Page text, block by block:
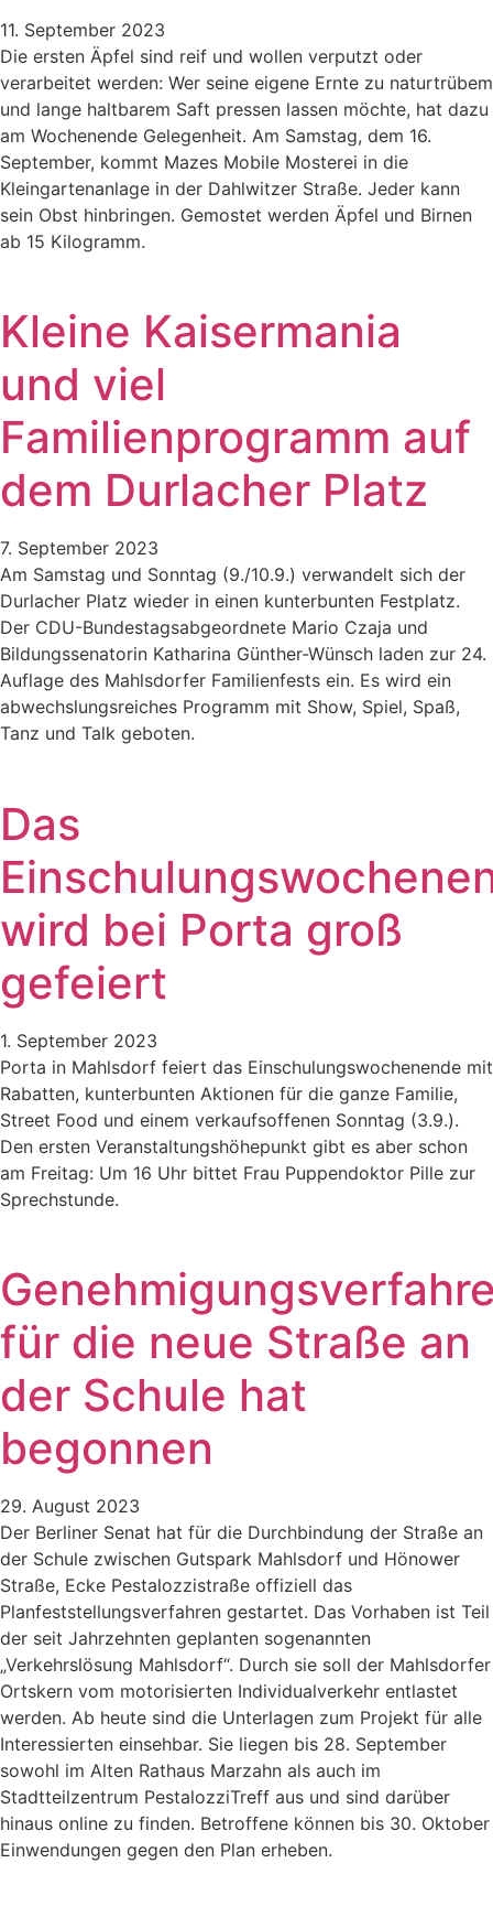
11. September 2023
Die ersten Äpfel sind reif und wollen verputzt oder
verarbeitet werden: Wer seine eigene Ernte zu naturtrübem
und lange haltbarem Saft pressen lassen möchte, hat dazu
am Wochenende Gelegenheit. Am Samstag, dem 16.
September, kommt Mazes Mobile Mosterei in die
Kleingartenanlage in der Dahlwitzer Straße. Jeder kann
sein Obst hinbringen. Gemostet werden Äpfel und Birnen
ab 15 Kilogramm.
Kleine Kaisermania
und viel
Familienprogramm auf
dem Durlacher Platz
7. September 2023
Am Samstag und Sonntag (9./10.9.) verwandelt sich der
Durlacher Platz wieder in einen kunterbunten Festplatz.
Der CDU-Bundestagsabgeordnete Mario Czaja und
Bildungssenatorin Katharina Günther-Wünsch laden zur 24.
Auflage des Mahlsdorfer Familienfests ein. Es wird ein
abwechslungsreiches Programm mit Show, Spiel, Spaß,
Tanz und Talk geboten.
Das
wird bei Porta groß
gefeiert
1. September 2023
Porta in Mahlsdorf feiert das Einschulungswochenende mit
Rabatten, kunterbunten Aktionen für die ganze Familie,
Street Food und einem verkaufsoffenen Sonntag (3.9.).
Den ersten Veranstaltungshöhepunkt gibt es aber schon
am Freitag: Um 16 Uhr bittet Frau Puppendoktor Pille zur
Sprechstunde.
für die neue Straße an
der Schule hat
begonnen
29. August 2023
Der Berliner Senat hat für die Durchbindung der Straße an
der Schule zwischen Gutspark Mahlsdorf und Hönower
Straße, Ecke Pestalozzistraße offiziell das
Planfeststellungsverfahren gestartet. Das Vorhaben ist Teil
der seit Jahrzehnten geplanten sogenannten
„Verkehrslösung Mahlsdorf“. Durch sie soll der Mahlsdorfer
Ortskern vom motorisierten Individualverkehr entlastet
werden. Ab heute sind die Unterlagen zum Projekt für alle
Interessierten einsehbar. Sie liegen bis 28. September
sowohl im Alten Rathaus Marzahn als auch im
Stadtteilzentrum PestalozziTreff aus und sind darüber
hinaus online zu finden. Betroffene können bis 30. Oktober
Einwendungen gegen den Plan erheben.